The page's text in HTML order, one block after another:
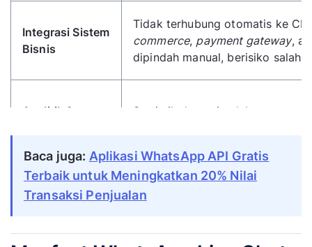
Integrasi Sistem
Bisnis
Tidak terhubung otomatis ke
commerce, payment gateway,
dipindah manual, berisiko salah
Analitik &
Statistik dasar: jumlah pesan
Broadcast &
Broadcast terbatas 256 kontak
hanya ke penerima yang sudah
Baca juga: Aplikasi WhatsApp API Gratis
Terbaik untuk Meningkatkan 20% Nilai
Transaksi Penjualan